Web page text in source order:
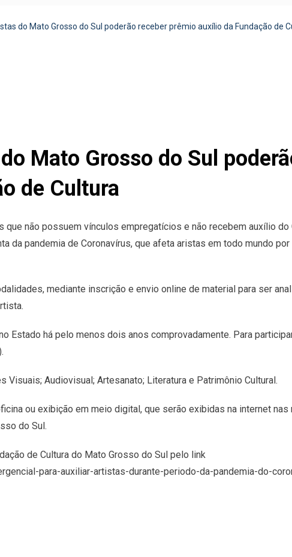
do Mato Grosso do Sul poderão receber prêmio auxílio da Fundação de
Mato Grosso do Sul
de Cultura
não possuem vínculos empregatícios e não recebem auxílio do
da pandemia de Coronavírus, que afeta aristas em todo mundo
mediante inscrição e envio online de material para ser
Estado há pelo menos dois anos comprovadamente. Para
Audiovisual; Artesanato; Literatura e Patrimônio Cultural.
ou exibição em meio digital, que serão exibidas na internet
do Sul.
de Cultura do Mato Grosso do Sul pelo link
para-auxiliar-artistas-durante-periodo-da-pandemia-do-